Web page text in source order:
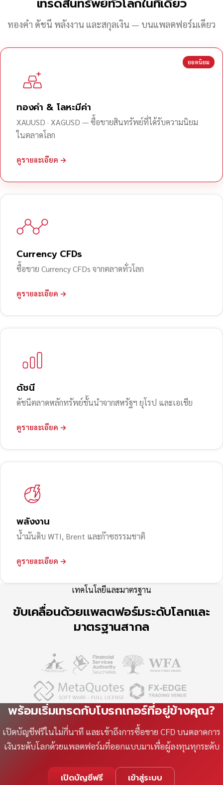
ทองคำ ดัชนี พลังงาน และสกุลเงิน — บนแพลตฟอร์มเดียว
ยอดนิยม
ทองคำ & โลหะมีค่า
XAUUSD · XAGUSD — ซื้อขายสินทรัพย์ที่ได้รับความนิยม
ในตลาดโลก
ดูรายละเอียด →
Currency CFDs
ซื้อขาย Currency CFDs จากตลาดทั่วโลก
ดูรายละเอียด →
ดัชนี
ดัชนีตลาดหลักทรัพย์ชั้นนำจากสหรัฐฯ ยุโรป และเอเชีย
ดูรายละเอียด →
พลังงาน
น้ำมันดิบ WTI, Brent และก๊าซธรรมชาติ
ดูรายละเอียด →
เทคโนโลยีและมาตรฐาน
ขับเคลื่อนด้วยแพลตฟอร์มระดับโลกและ
มาตรฐานสากล
พร้อมเริ่มเทรดกับโบรกเกอร์ที่อยู่ข้างคุณ?
เปิดบัญชีฟรีในไม่กี่นาที และเข้าถึงการซื้อขาย CFD บนตลาดการ
เงินระดับโลกด้วยแพลตฟอร์มที่ออกแบบมาเพื่อผู้ลงทุนทุกระดับ
เปิดบัญชีฟรี เข้าสู่ระบบ